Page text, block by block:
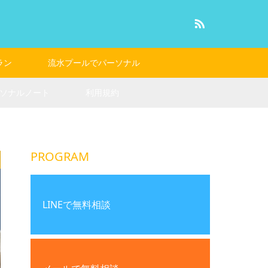
ン 流水プールでパーソナル
PROGRAM
LINEで無料相談